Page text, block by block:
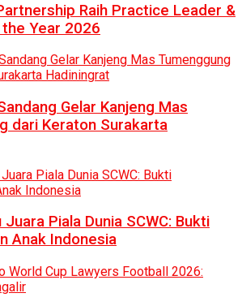
Raih Practice Leader &
Year 2026
Gelar Kanjeng Mas
dari Keraton Surakarta
Juara Piala Dunia SCWC: Bukti
Anak Indonesia